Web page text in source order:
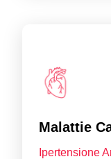
Malattie
Ipertensione